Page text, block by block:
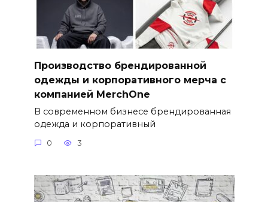
Производство брендированной
одежды и корпоративного мерча с
компанией MerchOne
В современном бизнесе брендированная
одежда и корпоративный
0 3